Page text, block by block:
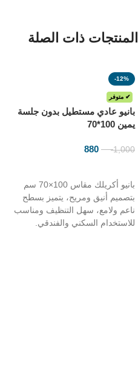
المنتجات ذات الصلة
-12%
✔ متوفر
بانيو عادي مستطيل بدون جلسة
يمين 100*70
1,000ر.س 880
بانيو أكريلك مقاس 100×70 سم
بتصميم أنيق ومريح، يتميز بسطح
ناعم ولامع، سهل التنظيف ومناسب
للاستخدام السكني والفندقي.